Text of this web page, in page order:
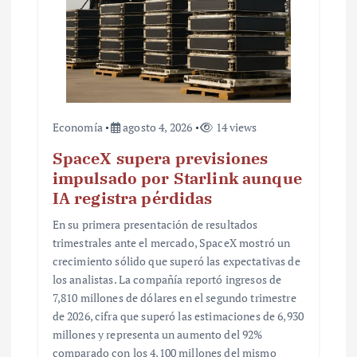
Economía agosto 4, 2026 14 views
SpaceX supera previsiones
impulsado por Starlink aunque
IA registra pérdidas
En su primera presentación de resultados
trimestrales ante el mercado, SpaceX mostró un
crecimiento sólido que superó las expectativas de
los analistas. La compañía reportó ingresos de
7,810 millones de dólares en el segundo trimestre
de 2026, cifra que superó las estimaciones de 6,930
millones y representa un aumento del 92%
comparado con los 4,100 millones del mismo